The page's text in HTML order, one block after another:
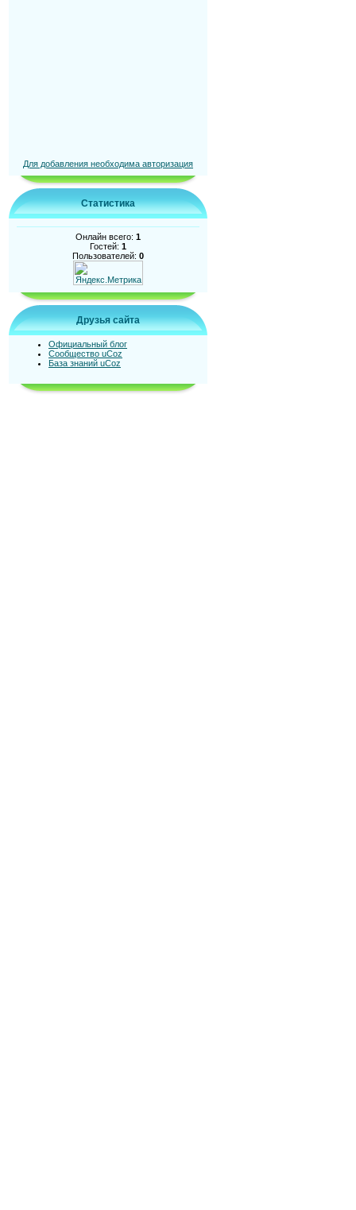
Для добавления необходима авторизация
Статистика
Онлайн всего: 1
Гостей: 1
Пользователей: 0
Друзья сайта
Официальный блог
Сообщество uCoz
База знаний uCoz